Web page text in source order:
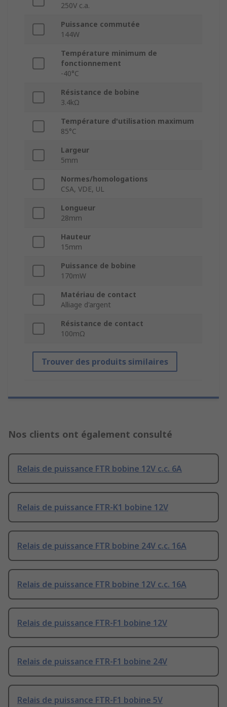
250V c.a.
Puissance commutée
144W
Température minimum de
fonctionnement
-40°C
Résistance de bobine
3.4kΩ
Température d'utilisation maximum
85°C
Largeur
5mm
Normes/homologations
CSA, VDE, UL
Longueur
28mm
Hauteur
15mm
Puissance de bobine
170mW
Matériau de contact
Alliage d'argent
Résistance de contact
100mΩ
Trouver des produits similaires
Nos clients ont également consulté
Relais de puissance FTR bobine 12V c.c. 6A
Relais de puissance FTR-K1 bobine 12V
Relais de puissance FTR bobine 24V c.c. 16A
Relais de puissance FTR bobine 12V c.c. 16A
Relais de puissance FTR-F1 bobine 12V
Relais de puissance FTR-F1 bobine 24V
Relais de puissance FTR-F1 bobine 5V